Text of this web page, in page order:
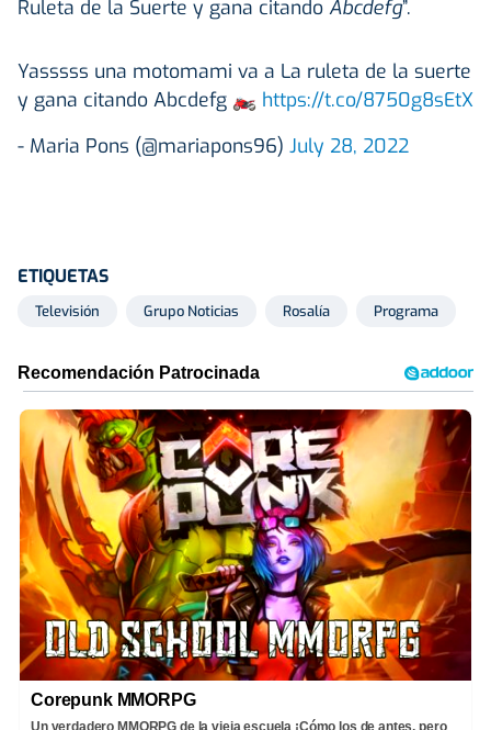
Ruleta de la Suerte y gana citando Abcdefg”.
Yasssss una motomami va a La ruleta de la suerte
y gana citando Abcdefg 🏍️ https://t.co/8750g8sEtX
- Maria Pons (@mariapons96) July 28, 2022
ETIQUETAS
Televisión Grupo Noticias Rosalía Programa
Corepunk MMORPG
Un verdadero MMORPG de la vieja escuela ¡Cómo los de antes, pero